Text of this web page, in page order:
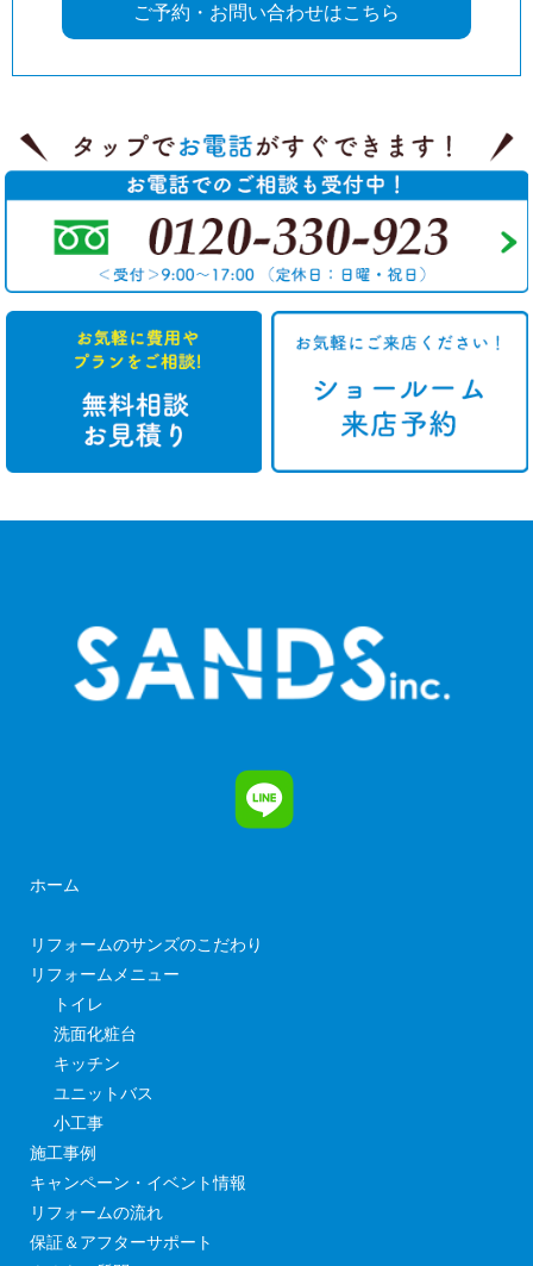
ご予約・お問い合わせはこちら
ホーム
リフォームのサンズのこだわり
リフォームメニュー
トイレ
洗面化粧台
キッチン
ユニットバス
小工事
施工事例
キャンペーン・イベント情報
リフォームの流れ
保証＆アフターサポート